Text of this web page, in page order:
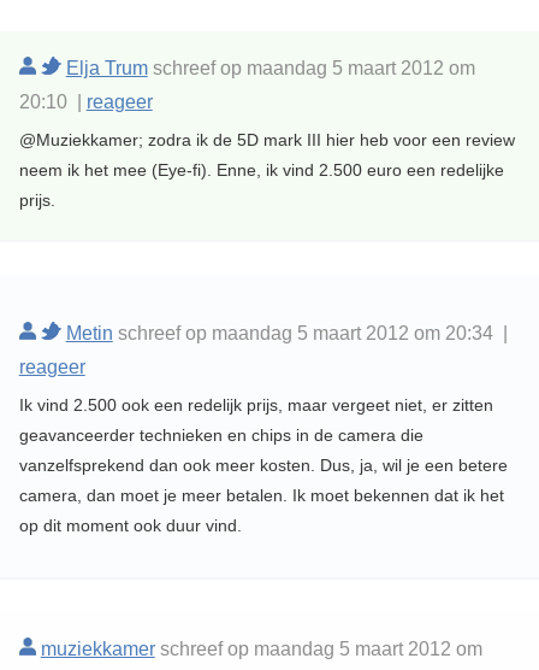
Elja Trumschreef op maandag 5 maart 2012 om
20:10 | reageer
@Muziekkamer; zodra ik de 5D mark III hier heb voor een review
neem ik het mee (Eye-fi). Enne, ik vind 2.500 euro een redelijke
prijs.
Metin schreef op maandag 5 maart 2012 om 20:34 |
reageer
Ik vind 2.500 ook een redelijk prijs, maar vergeet niet, er zitten
geavanceerder technieken en chips in de camera die
vanzelfsprekend dan ook meer kosten. Dus, ja, wil je een betere
camera, dan moet je meer betalen. Ik moet bekennen dat ik het
op dit moment ook duur vind.
muziekkamerschreef op maandag 5 maart 2012 om